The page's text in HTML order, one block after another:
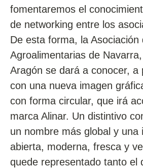
fomentaremos el
de networking entre los
De esta forma, la Asociación
Agroalimentarias de
Aragón se dará a conocer, a
con una nueva imagen
con forma circular, que irá
marca Alinar. Un distintivo
un nombre más global y una
abierta, moderna, fresca y
quede representado tanto el